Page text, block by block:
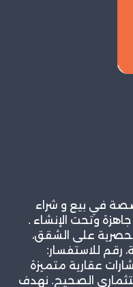
في بيع و شراء
وتحت الإنشاء .
على الشقق،
رقم للاستفسار:
استشارات عقارية متميزة
الصحيح. نهدف